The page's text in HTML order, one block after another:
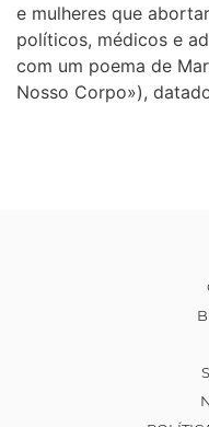
e mulheres que
políticos, médicos e
com um poema de
Nosso Corpo»),